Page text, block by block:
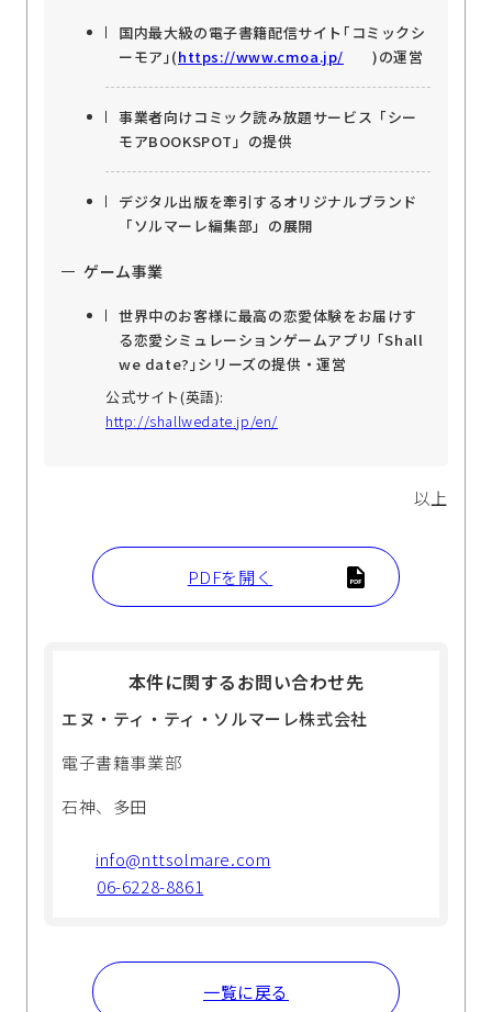
国内最大級の電子書籍配信サイト｢コミックシ
ーモア｣(https://www.cmoa.jp/ )の運営
事業者向けコミック読み放題サービス「シー
モアBOOKSPOT」の提供
デジタル出版を牽引するオリジナルブランド
「ソルマーレ編集部」の展開
ゲーム事業
世界中のお客様に最高の恋愛体験をお届けす
る恋愛シミュレーションゲームアプリ ｢Shall
we date?｣シリーズの提供・運営
公式サイト(英語):
http://shallwedate.jp/en/
以上
PDFを開く
本件に関するお問い合わせ先
エヌ・ティ・ティ・ソルマーレ株式会社
電子書籍事業部
石神、多田
info@nttsolmare.com
06-6228-8861
一覧に戻る